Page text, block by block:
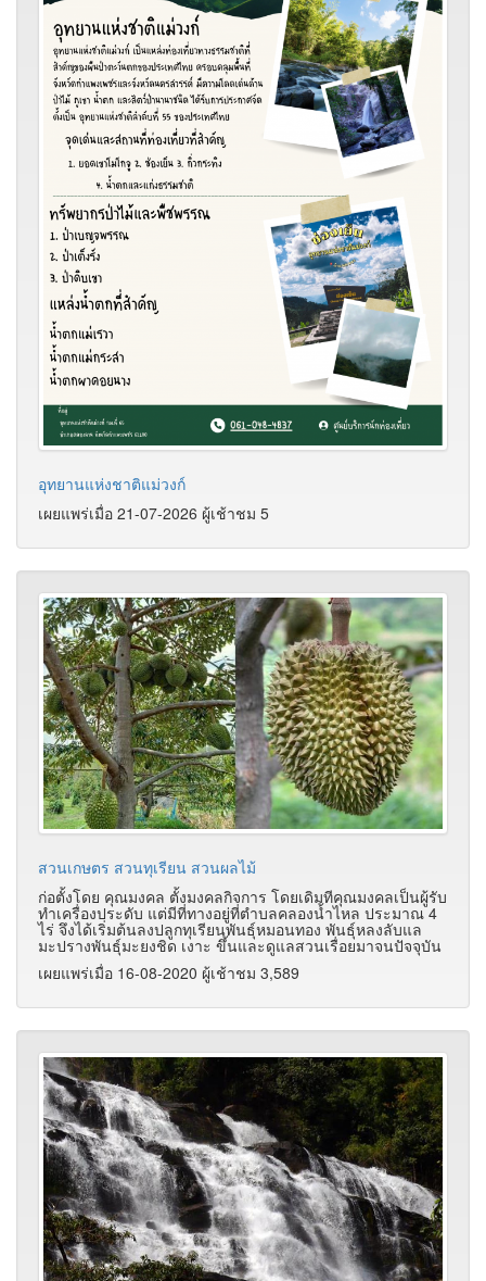
อุทยานแห่งชาติแม่วงก์
เผยแพร่เมื่อ 21-07-2026 ผู้เช้าชม 5
สวนเกษตร สวนทุเรียน สวนผลไม้
ก่อตั้งโดย คุณมงคล ตั้งมงคลกิจการ โดยเดิมทีคุณมงคลเป็นผู้รับ
ทำเครื่องประดับ แต่มีที่ทางอยู่ที่ตำบลคลองน้ำไหล ประมาณ 4
ไร่ จึงได้เริ่มต้นลงปลูกทุเรียนพันธุ์หมอนทอง พันธุ์หลงลับแล
มะปรางพันธุ์มะยงชิด เงาะ ขึ้นและดูแลสวนเรื่อยมาจนปัจจุบัน
เผยแพร่เมื่อ 16-08-2020 ผู้เช้าชม 3,589